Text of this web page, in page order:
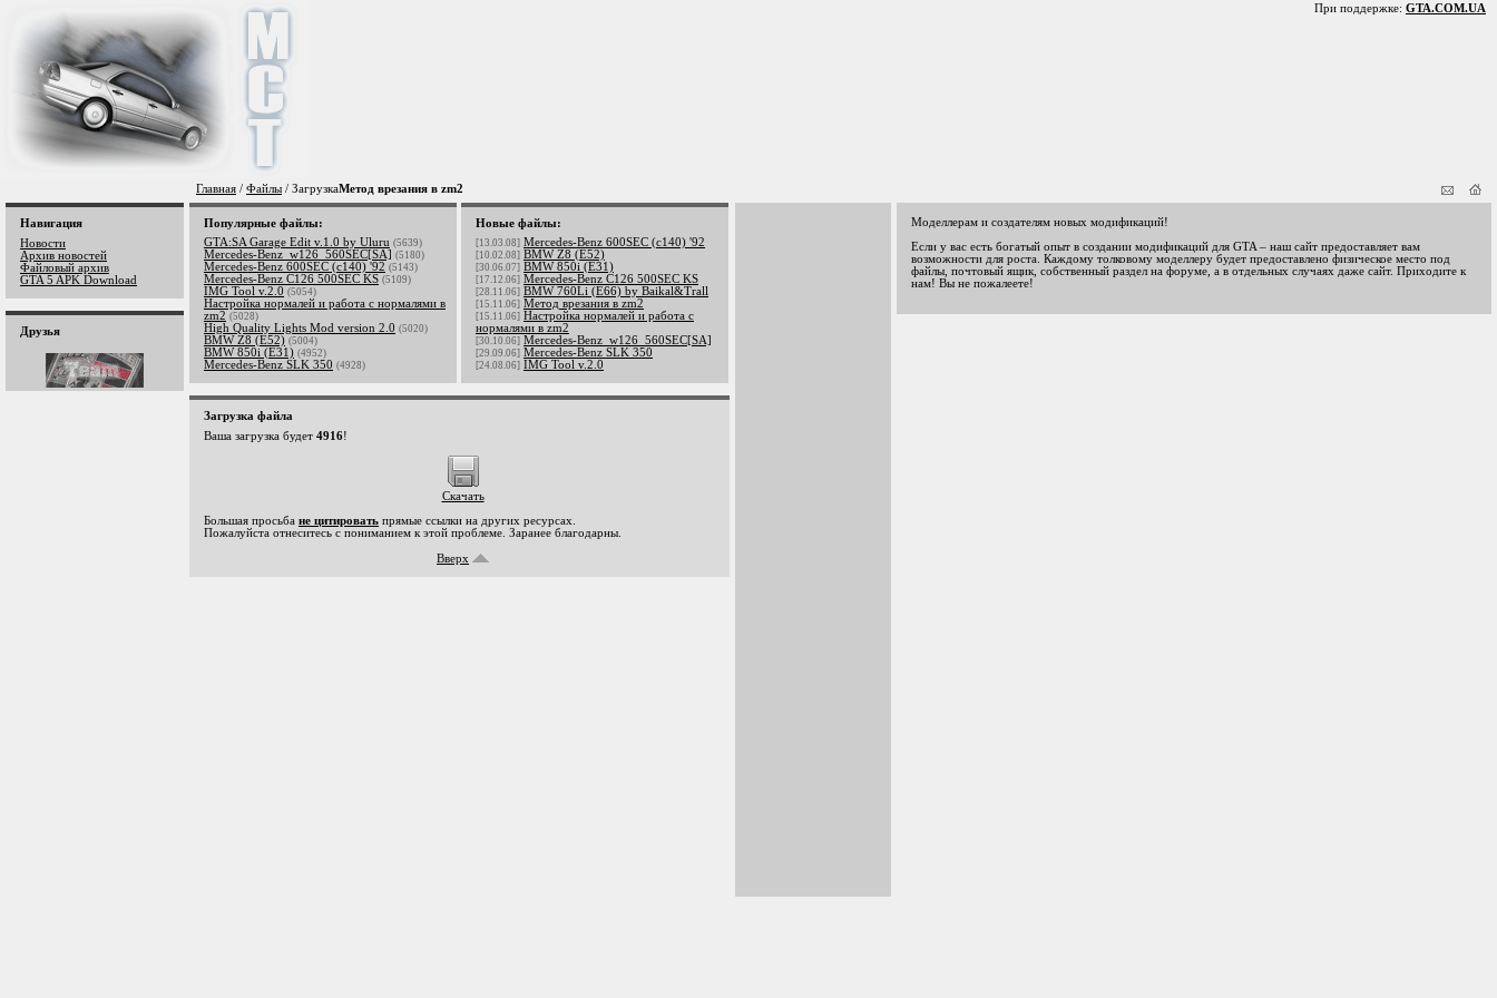
При поддержке: GTA.COM.UA
Главная / Файлы / ЗагрузкаМетод врезания в zm2
Навигация
Новости
Архив новостей
Файловый архив
GTA 5 APK Download
Друзья
Популярные файлы:
GTA:SA Garage Edit v.1.0 by Uluru (5639)
Mercedes-Benz_w126_560SEC[SA] (5180)
Mercedes-Benz 600SEC (c140) '92 (5143)
Mercedes-Benz C126 500SEC KS (5109)
IMG Tool v.2.0 (5054)
Настройка нормалей и работа с нормалями в
zm2 (5028)
High Quality Lights Mod version 2.0 (5020)
BMW Z8 (E52) (5004)
BMW 850i (E31) (4952)
Mercedes-Benz SLK 350 (4928)
Новые файлы:
[13.03.08] Mercedes-Benz 600SEC (c140) '92
[10.02.08] BMW Z8 (E52)
[30.06.07] BMW 850i (E31)
[17.12.06] Mercedes-Benz C126 500SEC KS
[28.11.06] BMW 760Li (E66) by Baikal&Trall
[15.11.06] Метод врезания в zm2
[15.11.06] Настройка нормалей и работа с
нормалями в zm2
[30.10.06] Mercedes-Benz_w126_560SEC[SA]
[29.09.06] Mercedes-Benz SLK 350
[24.08.06] IMG Tool v.2.0
Загрузка файла
Ваша загрузка будет 4916!
Скачать
Большая просьба не цитировать прямые ссылки на других ресурсах.
Пожалуйста отнеситесь с пониманием к этой проблеме. Заранее благодарны.
Вверх
Моделлерам и создателям новых модификаций!
Если у вас есть богатый опыт в создании модификаций для GTA – наш сайт предоставляет вам
возможности для роста. Каждому толковому моделлеру будет предоставлено физическое место под
файлы, почтовый ящик, собственный раздел на форуме, а в отдельных случаях даже сайт. Приходите к
нам! Вы не пожалеете!